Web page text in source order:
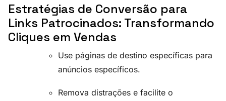
Estratégias de Conversão para
Links Patrocinados: Transformando
Cliques em Vendas
Use páginas de destino específicas para
anúncios específicos.
Remova distrações e facilite o